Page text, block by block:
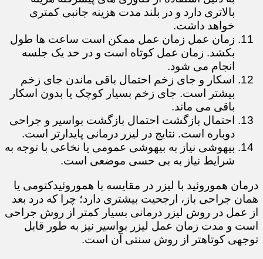
بالاتری دارد و در بلند مدت هزینه جانبی کمتری
خواهد داشت.
زمان عمل زمان عمل ممکن است ساعت ها طول
بکشد. زمان عمل کوتاه است و در حد یک جلسه
انجام می شود.
اسکار و جای زخم احتمال باقی ماندن جای زخم
بیشتر است. جای زخم بسیار کوچک یا بدون اسکار
باقی می ماند.
احتمال بازگشت احتمال بازگشت بواسیر و جراحی
دوباره است. نتایج در لیزر درمانی پایدارتر است.
بیهوشی نیاز به بیهوشی عمومی یا نخاعی با توجه به
شرایط نیاز به بی حسی موضعی است.
درمان هموروئید با لیزر در مقایسه با هموروئیدکتومی یا
همان جراحی باز، ارجحیت بیشتری دارد؛ چرا که درد بعد
از عمل در روش لیزر درمانی بسیار کمتر از روش جراحی
است و مدت زمان عمل لیزر بواسیر نیز به طور قابل
توجهی کوتاهتر از روش سنتی آن است.